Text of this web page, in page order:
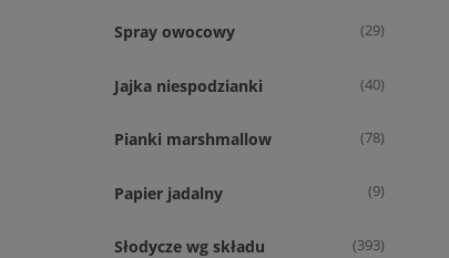
Spray owocowy (29)
Jajka niespodzianki (40)
Pianki marshmallow (78)
Papier jadalny (9)
Słodycze wg składu (393)